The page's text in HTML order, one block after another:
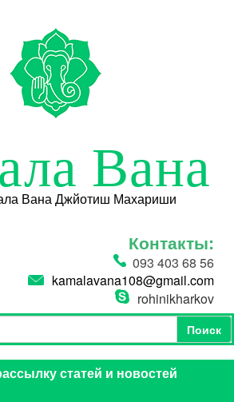
Вана
Вана Джйотиш Махариши
Контакты:
093 403 68 56
kamalavana108@gmail.com
rohinikharkov
Поиск
Поиск
статей и новостей